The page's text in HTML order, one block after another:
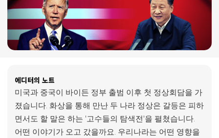
에디터의 노트
미국과 중국이 바이든 정부 출범 이후 첫 정상회담을 가
졌습니다. 화상을 통해 만난 두 나라 정상은 갈등은 피하
면서도 할 말은 하는 '고수들의 탐색전'을 펼쳤습니다.
어떤 이야기가 오고 갔을까요. 우리나라는 어떤 영향을